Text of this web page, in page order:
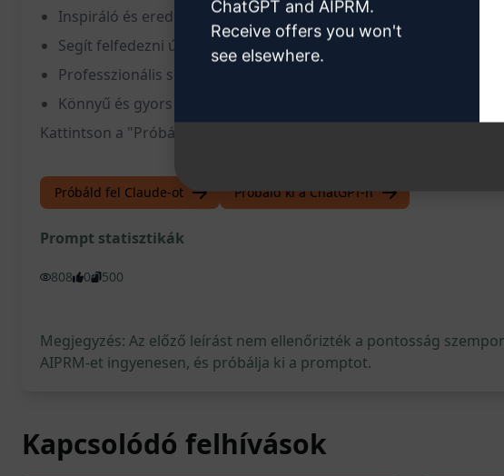
Inspiráló és eredeti szövegekkel támogatja a kreativitást
Segít felfedezni új, izgalmas történeteket és karaktereket
Professzionális segítségnyújtás a szórakoztató iparágban
Könnyű és gyors hozzáférés a kiváló minőségű szkriptekhez
Kattintson a "Próbálja ki ezt a promptot a ChatGPT-n" gombra, és
Próbáld fel Claude-ot Próbáld ki a ChatGPT-n
Prompt statisztikák
808 0 500
Megjegyzés: Az előző leírást nem ellenőrizték a pontosság
AIPRM-et ingyenesen, és próbálja ki a promptot.
Kapcsolódó felhívások
ChatGPT and AIPRM.
Receive offers you won't
see elsewhere.